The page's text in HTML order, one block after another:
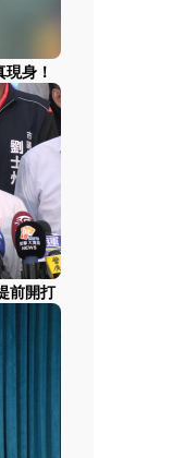
身！
前開打